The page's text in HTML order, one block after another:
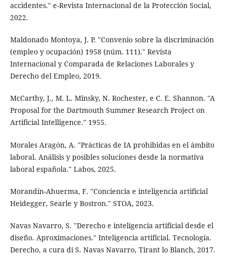
accidentes." e-Revista Internacional de la Protección Social,
2022.
Maldonado Montoya, J. P. "Convenio sobre la discriminación
(empleo y ocupación) 1958 (núm. 111)." Revista
Internacional y Comparada de Relaciones Laborales y
Derecho del Empleo, 2019.
McCarthy, J., M. L. Minsky, N. Rochester, e C. E. Shannon. "A
Proposal for the Dartmouth Summer Research Project on
Artificial Intelligence." 1955.
Morales Aragón, A. "Prácticas de IA prohibidas en el ámbito
laboral. Análisis y posibles soluciones desde la normativa
laboral española." Labos, 2025.
Morandín-Ahuerma, F. "Conciencia e inteligencia artificial
Heidegger, Searle y Bostron." STOA, 2023.
Navas Navarro, S. "Derecho e inteligencia artificial desde el
diseño. Aproximaciones." Inteligencia artificial. Tecnología.
Derecho, a cura di S. Navas Navarro, Tirant lo Blanch, 2017.